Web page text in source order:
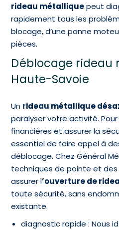
rideau métalliquepeut
rapidement tous les
blocage, d’une panne
pièces.
Déblocage rideau
Haute-Savoie
Un rideau métallique
paralyser votre activité.
financières et assurer la
essentiel de faire appel à
déblocage. Chez Général
techniques de pointe et
assurer l’ouverture de
toute sécurité, sans
existante.
diagnostic rapide : Nous